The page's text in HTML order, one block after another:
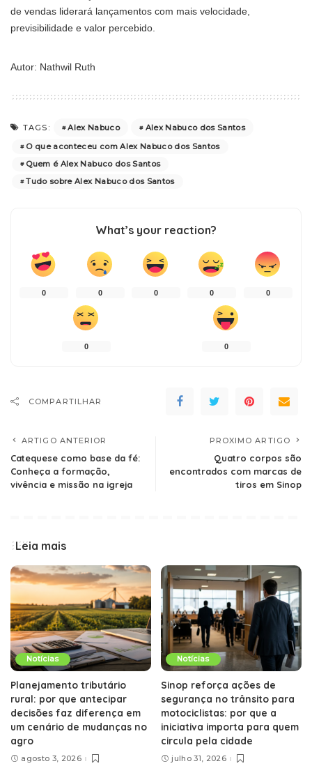
de vendas liderará lançamentos com mais velocidade,
previsibilidade e valor percebido.
Autor: Nathwil Ruth
TAGS: Alex Nabuco
Alex Nabuco dos Santos
O que aconteceu com Alex Nabuco dos Santos
Quem é Alex Nabuco dos Santos
Tudo sobre Alex Nabuco dos Santos
What’s your reaction?
0 0 0 0 0
0 0
COMPARTILHAR
ARTIGO ANTERIOR
Catequese como base da fé:
Conheça a formação,
vivência e missão na igreja
PROXIMO ARTIGO
Quatro corpos são
encontrados com marcas de
tiros em Sinop
Leia mais
Notícias
Planejamento tributário
rural: por que antecipar
decisões faz diferença em
um cenário de mudanças no
agro
agosto 3, 2026
Notícias
Sinop reforça ações de
segurança no trânsito para
motociclistas: por que a
iniciativa importa para quem
circula pela cidade
julho 31, 2026